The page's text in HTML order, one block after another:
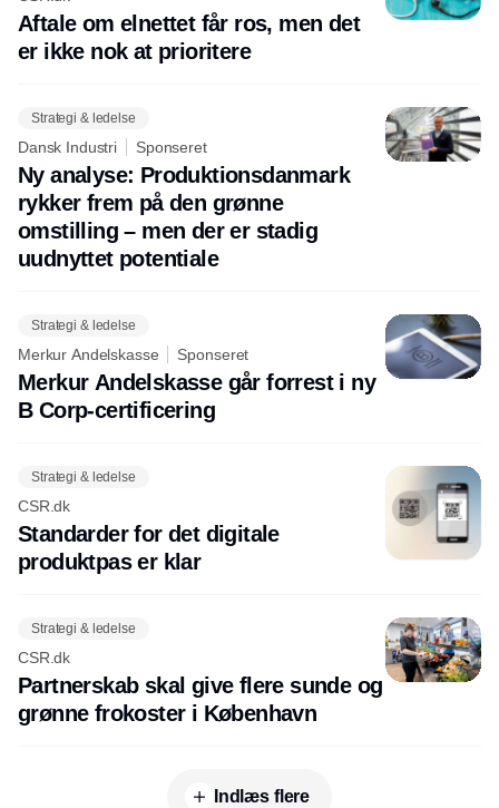
Aftale om elnettet får ros, men det
er ikke nok at prioritere
Strategi & ledelse
Dansk Industri Sponseret
Ny analyse: Produktionsdanmark
rykker frem på den grønne
omstilling – men der er stadig
uudnyttet potentiale
Strategi & ledelse
Merkur Andelskasse Sponseret
Merkur Andelskasse går forrest i ny
B Corp-certificering
Strategi & ledelse
CSR.dk
Standarder for det digitale
produktpas er klar
Strategi & ledelse
CSR.dk
Partnerskab skal give flere sunde og
grønne frokoster i København
Indlæs flere